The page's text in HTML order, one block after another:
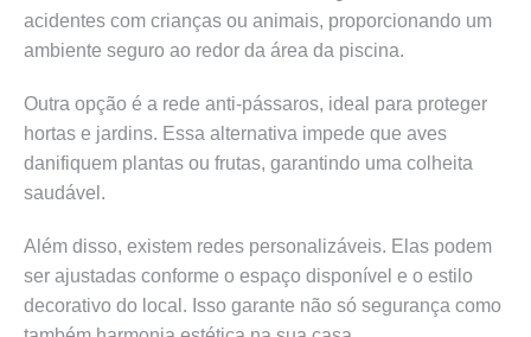
acidentes com crianças ou animais, proporcionando um
ambiente seguro ao redor da área da piscina.
Outra opção é a rede anti-pássaros, ideal para proteger
hortas e jardins. Essa alternativa impede que aves
danifiquem plantas ou frutas, garantindo uma colheita
saudável.
Além disso, existem redes personalizáveis. Elas podem
ser ajustadas conforme o espaço disponível e o estilo
decorativo do local. Isso garante não só segurança como